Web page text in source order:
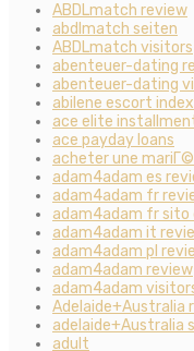
ABDLmatch review
abdlmatch seiten
ABDLmatch visitors
abenteuer-dating
abenteuer-dating
abilene escort index
ace elite
ace payday loans
acheter une
adam4adam es
adam4adam fr
adam4adam fr sito
adam4adam it
adam4adam pl
adam4adam review
adam4adam
Adelaide+Australia
adelaide+Australia
adult